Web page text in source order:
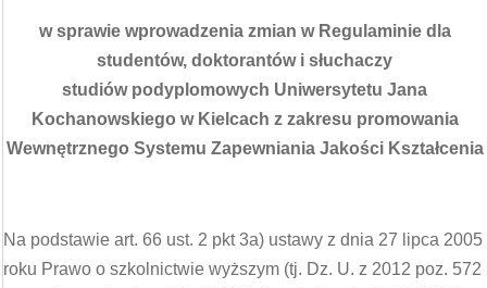
w sprawie wprowadzenia zmian w Regulaminie dla
studentów, doktorantów i słuchaczy
studiów podyplomowych Uniwersytetu Jana
Kochanowskiego w Kielcach z zakresu promowania
Wewnętrznego Systemu Zapewniania Jakości Kształcenia
Na podstawie art. 66 ust. 2 pkt 3a) ustawy z dnia 27 lipca 2005
roku Prawo o szkolnictwie wyższym (tj. Dz. U. z 2012 poz. 572